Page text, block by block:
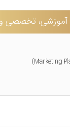
تخصصی و